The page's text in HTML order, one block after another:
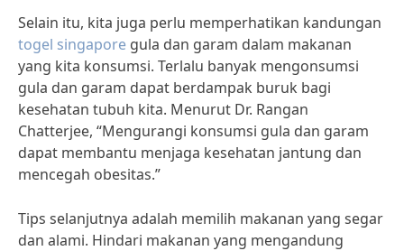
Selain itu, kita juga perlu memperhatikan kandungan
togel singapore gula dan garam dalam makanan
yang kita konsumsi. Terlalu banyak mengonsumsi
gula dan garam dapat berdampak buruk bagi
kesehatan tubuh kita. Menurut Dr. Rangan
Chatterjee, “Mengurangi konsumsi gula dan garam
dapat membantu menjaga kesehatan jantung dan
mencegah obesitas.”
Tips selanjutnya adalah memilih makanan yang segar
dan alami. Hindari makanan yang mengandung